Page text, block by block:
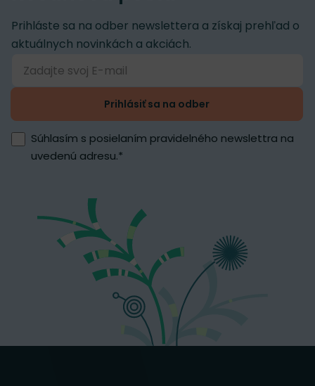
Prihláste sa na odber newslettera a získaj prehľad o
aktuálnych novinkách a akciách.
Prihlásiť sa na odber
Súhlasím s posielaním pravidelného newslettra na
uvedenú adresu.*